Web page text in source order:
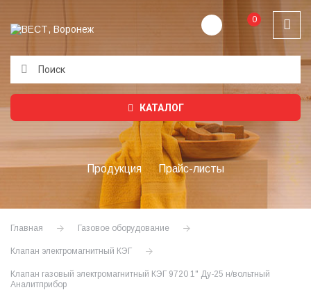
0
КАТАЛОГ
Продукция Прайс-листы
Главная Газовое оборудование
Клапан электромагнитный КЭГ
Клапан газовый электромагнитный КЭГ 9720 1" Ду-25 н/вольтный
Аналитприбор